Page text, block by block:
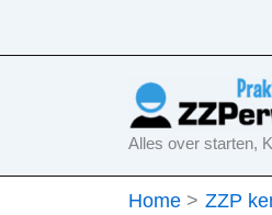
Alles over starten,
Home ZZP